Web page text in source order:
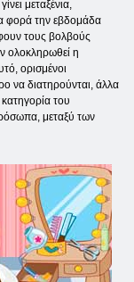
μεταξένια,
φορά την εβδομάδα
τους βολβούς
ολοκληρωθεί η
ορισμένοι
να διατηρούνται, άλλα
κατηγορία του
μεταξύ των